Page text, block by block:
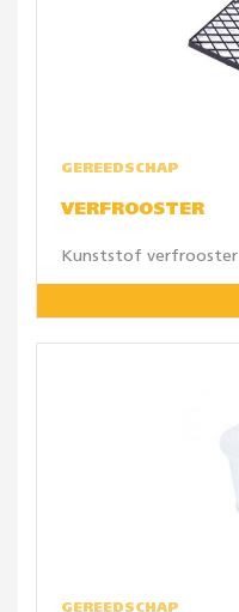
GEREEDSCHAP
VERFROOSTER
Kunststof verfrooster
GEREEDSCHAP